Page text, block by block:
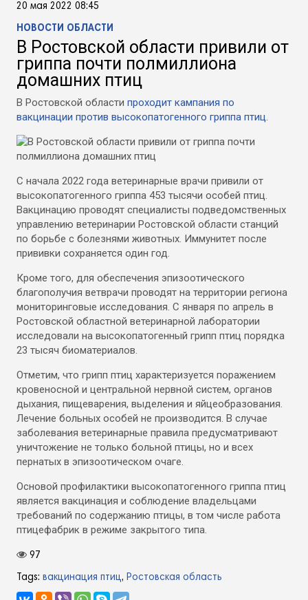
20 мая 2022 08:45
НОВОСТИ ОБЛАСТИ
В Ростовской области привили от
гриппа почти полмиллиона
домашних птиц
В Ростовской области проходит кампания по
вакцинации против высокопатогенного гриппа птиц.
С начала 2022 года ветеринарные врачи привили от
высокопатогенного гриппа 453 тысячи особей птиц.
Вакцинацию проводят специалисты подведомственных
управлению ветеринарии Ростовской области станций
по борьбе с болезнями животных. Иммунитет после
прививки сохраняется один год.
Кроме того, для обеспечения эпизоотического
благополучия ветврачи проводят на территории региона
мониторинговые исследования. С января по апрель в
Ростовской областной ветеринарной лаборатории
исследовали на высокопатогенный грипп птиц порядка
23 тысяч биоматериалов.
Отметим, что грипп птиц характеризуется поражением
кровеносной и центральной нервной систем, органов
дыхания, пищеварения, выделения и яйцеобразования.
Лечение больных особей не производится. В случае
заболевания ветеринарные правила предусматривают
уничтожение не только больной птицы, но и всех
пернатых в эпизоотическом очаге.
Основой профилактики высокопатогенного гриппа птиц
является вакцинация и соблюдение владельцами
требований по содержанию птицы, в том числе работа
птицефабрик в режиме закрытого типа.
97
Tags: вакцинация птиц, Ростовская область